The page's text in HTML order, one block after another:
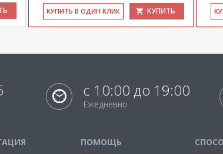
КУ­ПИТЬ В ОДИН КЛИК КУПИТЬ
с 10:00 до 19:00
Ежедневно
ПОМОЩЬ